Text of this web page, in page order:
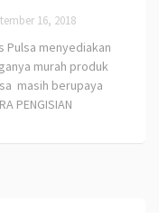
16, 2018
Pulsa menyediakan
murah produk
masih berupaya
PENGISIAN